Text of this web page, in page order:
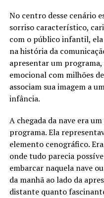
No centro desse cenário
sorriso característico,
com o público infantil,
na história da
apresentar um programa,
emocional com milhões
associam sua imagem a
infância.
A chegada da nave era
programa. Ela
elemento cenográfico.
onde tudo parecia
embarcar naquela nave
da manhã ao lado da
distante quanto